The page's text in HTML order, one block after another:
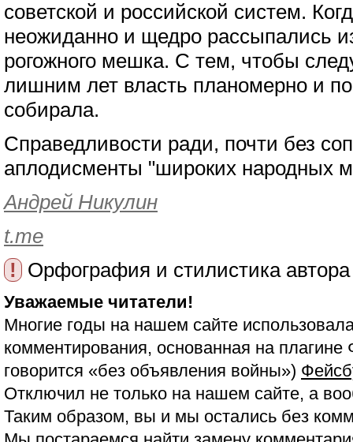
советской и российской систем.
неожиданно и щедро рассыпались
рогожного мешка. С тем, чтобы
лишним лет власть планомерно и
собирала.
Справедливости ради, почти без
аплодисменты "широких народных
Андрей Никулин
t.me
!
Орфография и стилистика
Уважаемые читатели!
Многие годы на нашем сайте
комментирования, основанная на
говорится «без объявления войны»)
Отключил не только на нашем сайте, а
Таким образом, вы и мы остались без